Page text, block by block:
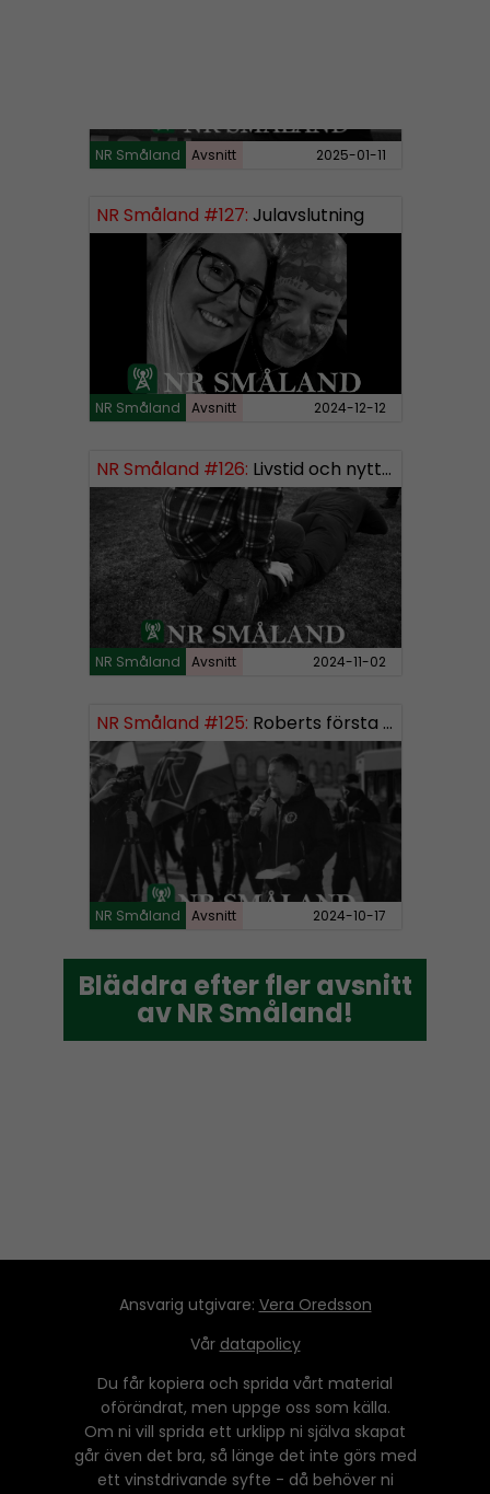
NR Småland Avsnitt 2025-01-11
NR Småland #127: Julavslutning
NR Småland Avsnitt 2024-12-12
NR Småland #126: Livstid och nytt segment
NR Småland Avsnitt 2024-11-02
NR Småland #125: Roberts första burk mjukmedel
NR Småland Avsnitt 2024-10-17
Bläddra efter fler avsnitt
av NR Småland!
Bläddra efter fler avsnitt
av NR Småland!
Ansvarig utgivare: Vera Oredsson
Vår datapolicy
Du får kopiera och sprida vårt material
oförändrat, men uppge oss som källa.
Om ni vill sprida ett urklipp ni själva skapat
går även det bra, så länge det inte görs med
ett vinstdrivande syfte - då behöver ni